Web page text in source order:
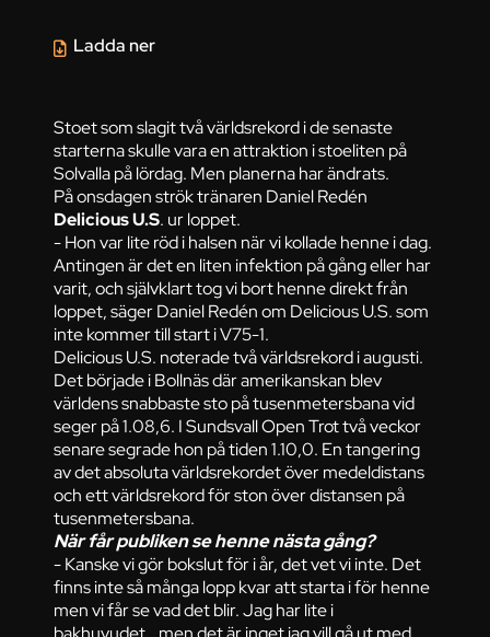
Stoet som slagit två världsrekord i de senaste
starterna skulle vara en attraktion i stoeliten på
Solvalla på lördag. Men planerna har ändrats.
På onsdagen strök tränaren Daniel Redén
Delicious U.S. ur loppet.
- Hon var lite röd i halsen när vi kollade henne i dag.
Antingen är det en liten infektion på gång eller har
varit, och självklart tog vi bort henne direkt från
loppet, säger Daniel Redén om Delicious U.S. som
inte kommer till start i V75-1.
Delicious U.S. noterade två världsrekord i augusti.
Det började i Bollnäs där amerikanskan blev
världens snabbaste sto på tusenmetersbana vid
seger på 1.08,6. I Sundsvall Open Trot två veckor
senare segrade hon på tiden 1.10,0. En tangering
av det absoluta världsrekordet över medeldistans
och ett världsrekord för ston över distansen på
tusenmetersbana.
När får publiken se henne nästa gång?
- Kanske vi gör bokslut för i år, det vet vi inte. Det
finns inte så många lopp kvar att starta i för henne
men vi får se vad det blir. Jag har lite i
Ladda ner